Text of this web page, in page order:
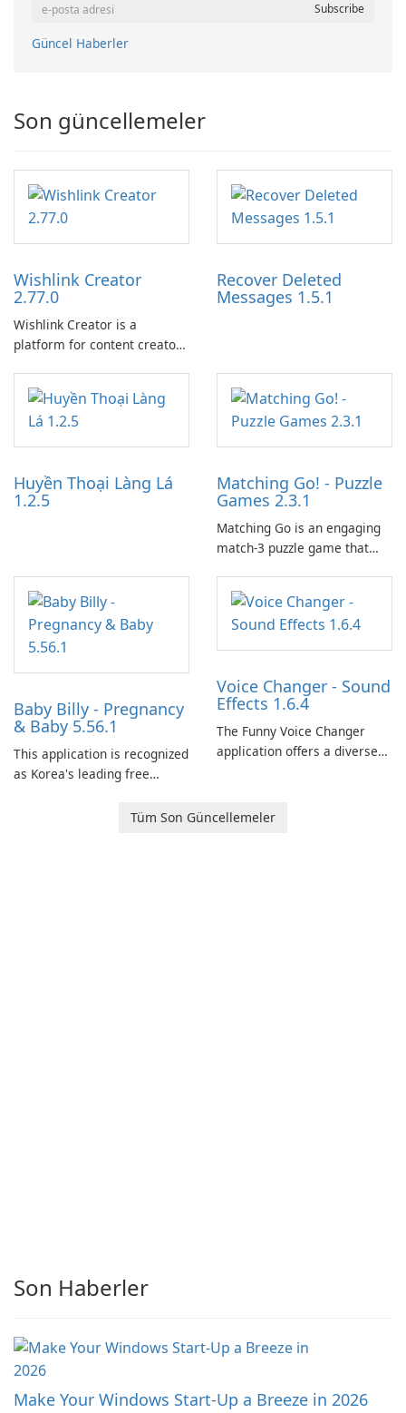
Güncel Haberler
Son güncellemeler
Wishlink Creator
2.77.0
Wishlink Creator is a
platform for content creators
work through built-in brand
partnerships and integrated
tools for content distribution
and audience engagement.
Recover Deleted
Messages 1.5.1
Huyền Thoại Làng Lá
1.2.5
Matching Go! - Puzzle
Games 2.3.1
Matching Go is an engaging
match-3 puzzle game that
and her charming corgi,
Ollie, on an adventurous
journey across diverse
landscapes.
Baby Billy - Pregnancy
& Baby 5.56.1
This application is recognized
as Korea's leading free
baby tracking, offering
Voice Changer - Sound
Effects 1.6.4
The Funny Voice Changer
application offers a diverse
users with robust
Tüm Son Güncellemeler
Son Haberler
Make Your Windows Start-Up a Breeze in 2026